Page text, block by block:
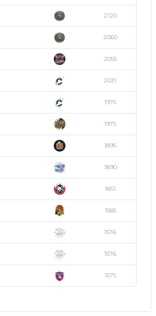
2120
2060
2055
2031
1975
1975
1895
1890
1851
1585
1576
1576
1575